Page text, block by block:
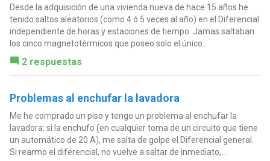
Desde la adquisición de una vivienda nueva de hace 15 años he
tenido saltos aleatorios (como 4 ó 5 veces al año) en el Diferencial
independiente de horas y estaciones de tiempo. Jamas saltaban
los cinco magnetotérmicos que poseo solo el único...
2 respuestas
Problemas al enchufar la lavadora
Me he comprado un piso y tengo un problema al enchufar la
lavadora: si la enchufo (en cualquier toma de un circuito que tiene
un automático de 20 A), me salta de golpe el Diferencial general.
Si rearmo el diferencial, no vuelve a saltar de inmediato,...